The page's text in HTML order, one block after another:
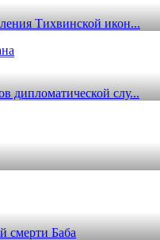
Тихвинской икон...
дипломатической слу...
смерти Баба